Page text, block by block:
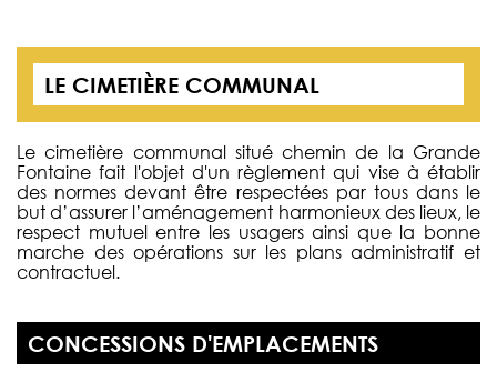
LE CIMETIÈRE COMMUNAL
Le cimetière communal situé chemin de la Grande
Fontaine fait l'objet d'un règlement qui vise à établir
des normes devant être respectées par tous dans le
but d’assurer l’aménagement harmonieux des lieux, le
respect mutuel entre les usagers ainsi que la bonne
marche des opérations sur les plans administratif et
contractuel.
CONCESSIONS D'EMPLACEMENTS